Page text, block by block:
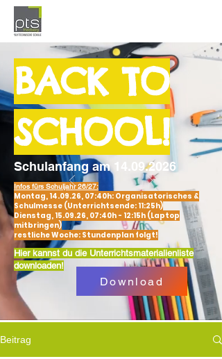
BACK TO
SCHOOL!
Schulanfang am 14.09.2026
Infos fürs Schuljahr 26/27:
Montag, 14.09.26, 07:40h: Organisatorisches &
Schulmesse (Unterrichtsende: 11:25h)
Dienstag, 15.09.26, 07:40h - 12:15h (Laptop
mitbringen)
restliche Woche: Stundenplan folgt!
Hier kannst du die Unterrichtsmaterialienliste
downloaden!
Download
Beitrag